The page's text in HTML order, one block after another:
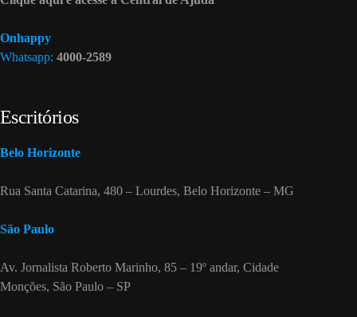
Onhappy
Whatsapp: 4000-2589
Escritórios
Belo Horizonte
Rua Santa Catarina, 480 – Lourdes, Belo Horizonte – MG
São Paulo
Av. Jornalista Roberto Marinho, 85 – 19º andar, Cidade
Monções, São Paulo – SP